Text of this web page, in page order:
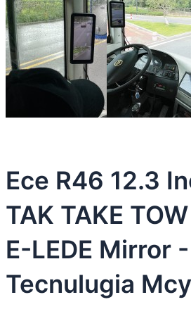
Ece R46 12.3
TAK TAKE
E-LEDE Mirror -
Tecnulugia